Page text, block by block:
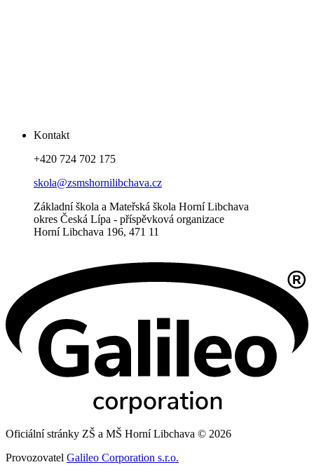
Kontakt
+420 724 702 175
skola@zsmshornilibchava.cz
Základní škola a Mateřská škola Horní Libchava
okres Česká Lípa - příspěvková organizace
Horní Libchava 196, 471 11
Oficiální stránky ZŠ a MŠ Horní Libchava © 2026
Provozovatel Galileo Corporation s.r.o.